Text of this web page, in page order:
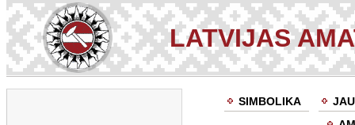
LATVIJAS
SIMBOLIKA